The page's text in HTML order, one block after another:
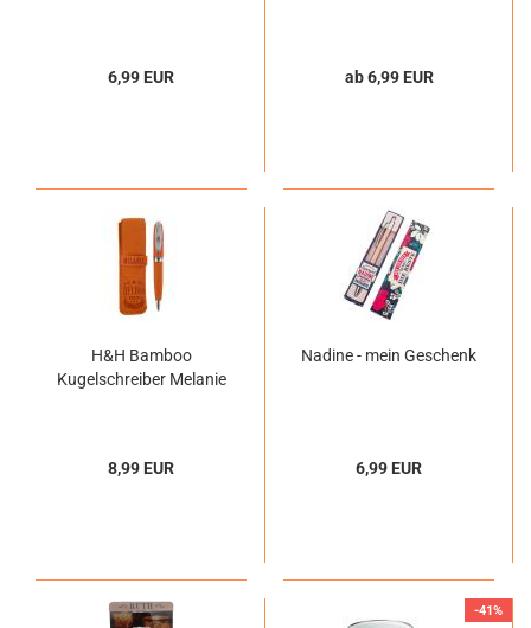
6,99 EUR ab 6,99 EUR
H&H Bamboo
Kugelschreiber Melanie
8,99 EUR
Nadine - mein Geschenk
6,99 EUR
-41%